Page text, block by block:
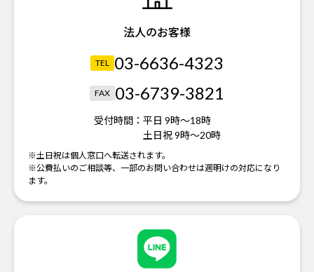
法人のお客様
TEL 03-6636-4323
FAX 03-6739-3821
受付時間： 平日 9時～18時
土日祝 9時～20時
※土日祝は個人窓口へ転送されます。
※公費払いのご相談等、一部のお問い合わせは週明けの対応になり
ます。